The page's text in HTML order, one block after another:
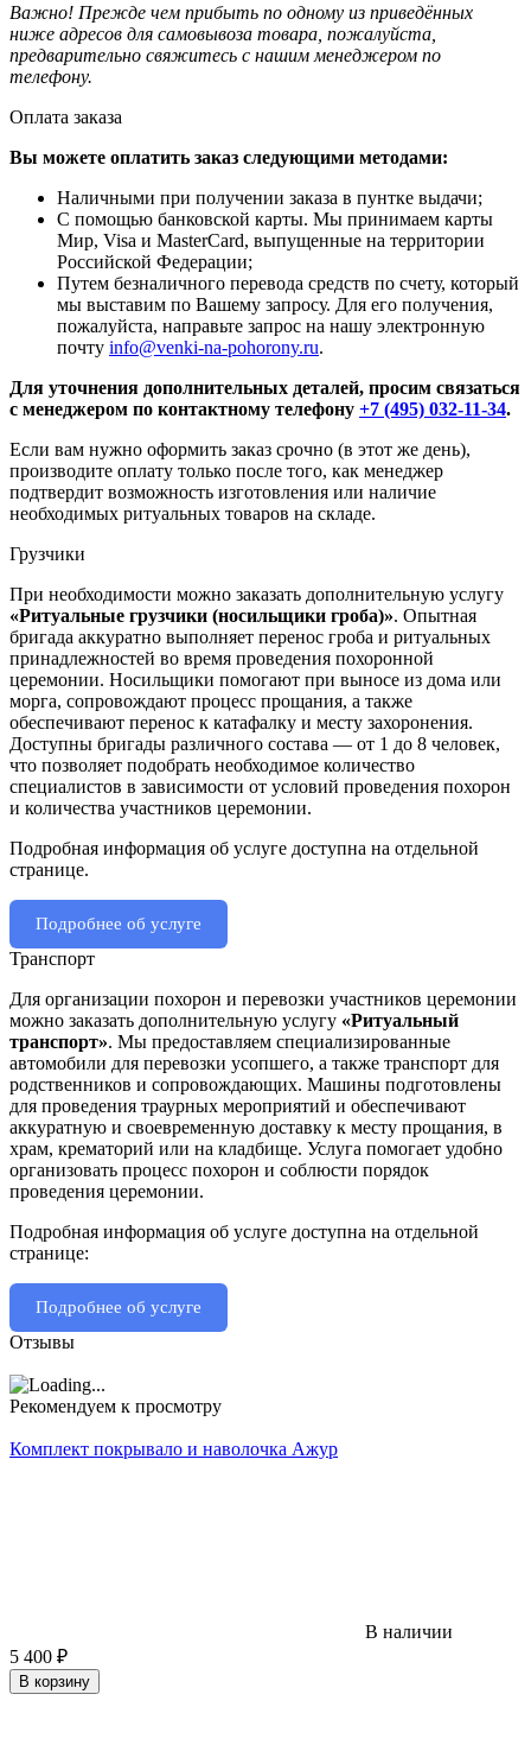
Важно! Прежде чем прибыть по одному из приведённых
ниже адресов для самовывоза товара, пожалуйста,
предварительно свяжитесь с нашим менеджером по
телефону.
Оплата заказа
Вы можете оплатить заказ следующими методами:
Наличными при получении заказа в пунтке выдачи;
С помощью банковской карты. Мы принимаем карты
Мир, Visa и MasterCard, выпущенные на территории
Российской Федерации;
Путем безналичного перевода средств по счету, который
мы выставим по Вашему запросу. Для его получения,
пожалуйста, направьте запрос на нашу электронную
почту info@venki-na-pohorony.ru.
Для уточнения дополнительных деталей, просим связаться
с менеджером по контактному телефону +7 (495) 032-11-34.
Если вам нужно оформить заказ срочно (в этот же день),
производите оплату только после того, как менеджер
подтвердит возможность изготовления или наличие
необходимых ритуальных товаров на складе.
Грузчики
При необходимости можно заказать дополнительную услугу
«Ритуальные грузчики (носильщики гроба)». Опытная
бригада аккуратно выполняет перенос гроба и ритуальных
принадлежностей во время проведения похоронной
церемонии. Носильщики помогают при выносе из дома или
морга, сопровождают процесс прощания, а также
обеспечивают перенос к катафалку и месту захоронения.
Доступны бригады различного состава — от 1 до 8 человек,
что позволяет подобрать необходимое количество
специалистов в зависимости от условий проведения похорон
и количества участников церемонии.
Подробная информация об услуге доступна на отдельной
странице.
Подробнее об услуге
Транспорт
Для организации похорон и перевозки участников церемонии
можно заказать дополнительную услугу «Ритуальный
транспорт». Мы предоставляем специализированные
автомобили для перевозки усопшего, а также транспорт для
родственников и сопровождающих. Машины подготовлены
для проведения траурных мероприятий и обеспечивают
аккуратную и своевременную доставку к месту прощания, в
храм, крематорий или на кладбище. Услуга помогает удобно
организовать процесс похорон и соблюсти порядок
проведения церемонии.
Подробная информация об услуге доступна на отдельной
странице:
Подробнее об услуге
Отзывы
Рекомендуем к просмотру
Комплект покрывало и наволочка Ажур
В наличии
5 400 ₽
В корзину